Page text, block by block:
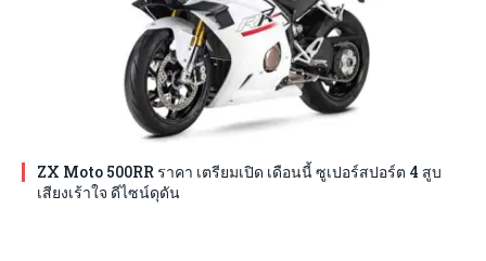
ZX Moto 500RR ราคา เตรียมเปิด เดือนนี้ ซูเปอร์สปอร์ต 4 สูบ
เสียงเร้าใจ ดีไซน์ดุดัน